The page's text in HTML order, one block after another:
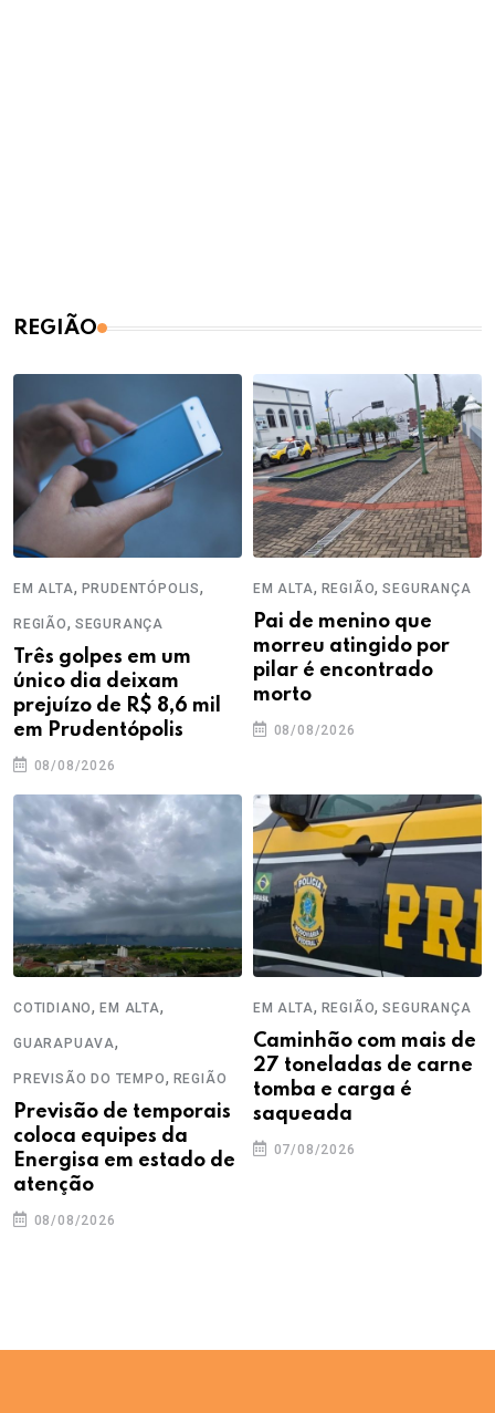
REGIÃO
EM ALTA, PRUDENTÓPOLIS,
REGIÃO, SEGURANÇA
Três golpes em um
único dia deixam
prejuízo de R$ 8,6 mil
em Prudentópolis
08/08/2026
EM ALTA, REGIÃO,SEGURANÇA
Pai de menino que
morreu atingido por
pilar é encontrado
morto
08/08/2026
COTIDIANO,EM ALTA,
GUARAPUAVA,
PREVISÃO DO TEMPO, REGIÃO
Previsão de temporais
coloca equipes da
Energisa em estado de
atenção
08/08/2026
EM ALTA, REGIÃO,SEGURANÇA
Caminhão com mais de
27 toneladas de carne
tomba e carga é
saqueada
07/08/2026